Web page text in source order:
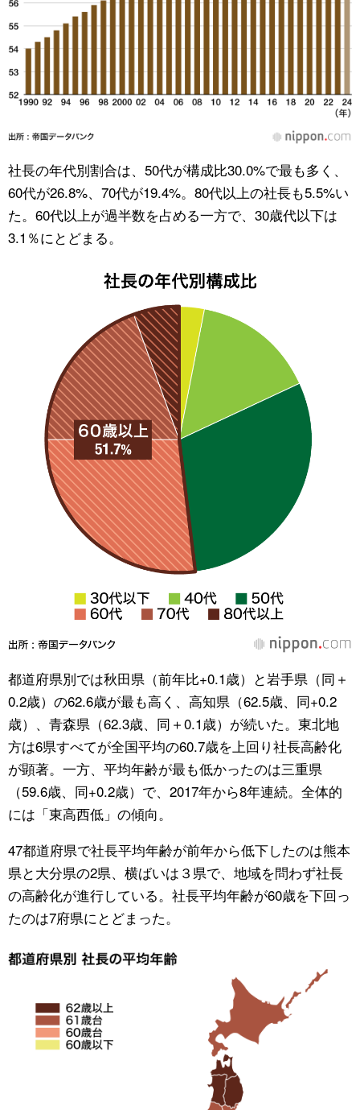
社長の年代別割合は、50代が構成比30.0%で最も多く、
60代が26.8%、70代が19.4%。80代以上の社長も5.5%い
た。60代以上が過半数を占める一方で、30歳代以下は
3.1％にとどまる。
都道府県別では秋田県（前年比+0.1歳）と岩手県（同＋
0.2歳）の62.6歳が最も高く、高知県（62.5歳、同+0.2
歳）、青森県（62.3歳、同＋0.1歳）が続いた。東北地
方は6県すべてが全国平均の60.7歳を上回り社長高齢化
が顕著。一方、平均年齢が最も低かったのは三重県
（59.6歳、同+0.2歳）で、2017年から8年連続。全体的
には「東高西低」の傾向。
47都道府県で社長平均年齢が前年から低下したのは熊本
県と大分県の2県、横ばいは３県で、地域を問わず社長
の高齢化が進行している。社長平均年齢が60歳を下回っ
たのは7府県にとどまった。